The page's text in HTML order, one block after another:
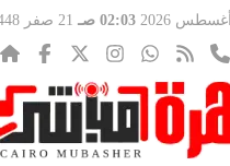
02:03 صـ 21 صفر 1448